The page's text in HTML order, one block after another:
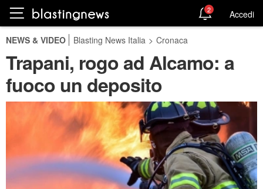
2 Accedi
NEWS & VIDEO Blasting News Italia > Cronaca
Trapani, rogo ad Alcamo: a
fuoco un deposito